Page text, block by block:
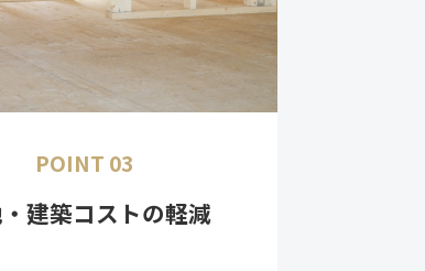
POINT 03
建築コストの軽減